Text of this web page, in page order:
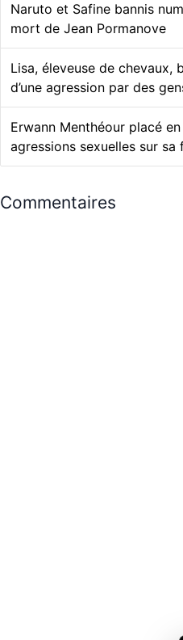
Naruto et Safine bannis
mort de Jean Pormanove
Lisa, éleveuse de chevaux,
d’une agression par des
Erwann Menthéour placé
agressions sexuelles sur sa
Commentaires